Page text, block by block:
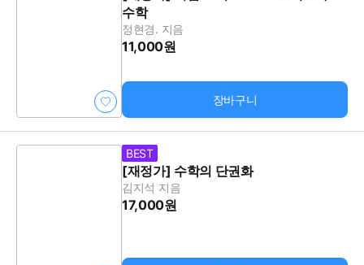
수학
정현경. 지음
11,000원
장바구니
BEST
[재정가] 수학의 단권화
김지석 지음
17,000원